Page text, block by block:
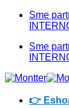
Skip
Sme
Sme
👉